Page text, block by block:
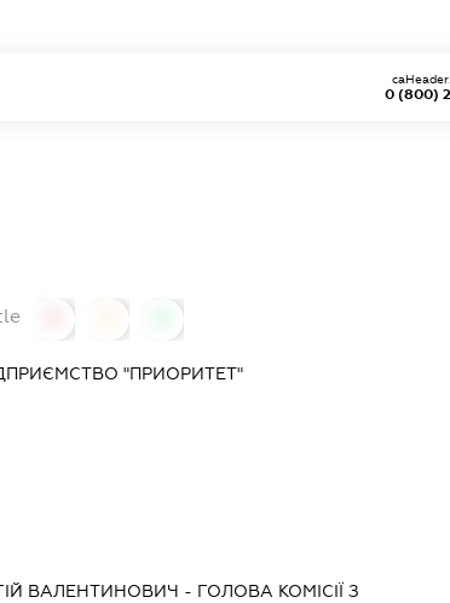
0 (800)
"ПРИОРИТЕТ"
ВАЛЕНТИНОВИЧ - ГОЛОВА КОМІСІЇ З